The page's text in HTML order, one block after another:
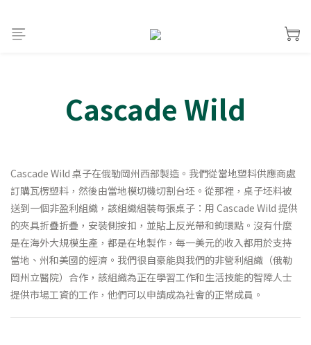
Cascade Wild
Cascade Wild 桌子在俄勒岡州西部製造。我們從當地塑料供應商處
訂購瓦楞塑料，然後由當地模切機切割台坯。從那裡，桌子坯料被
送到一個非盈利組織，該組織組裝每張桌子：用 Cascade Wild 提供
的夾具折疊折疊，安裝側按扣，並貼上反光帶和鉤環點。沒有什麼
是在海外大規模生產，都是在地製作，每一美元的收入都用於支持
當地、州和美國的經濟。我們很自豪能與我們的非營利組織（俄勒
岡州立醫院）合作，該組織為正在學習工作和生活技能的智障人士
提供市場工資的工作，他們可以申請成為社會的正常成員。